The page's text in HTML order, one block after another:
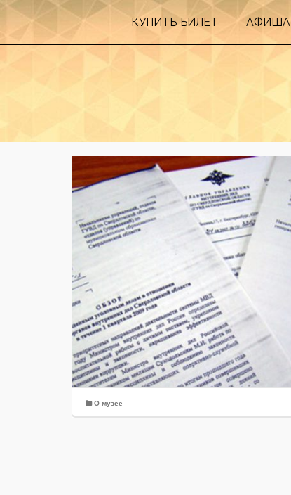
КУПИТЬ БИЛEТ АФИША
О музее